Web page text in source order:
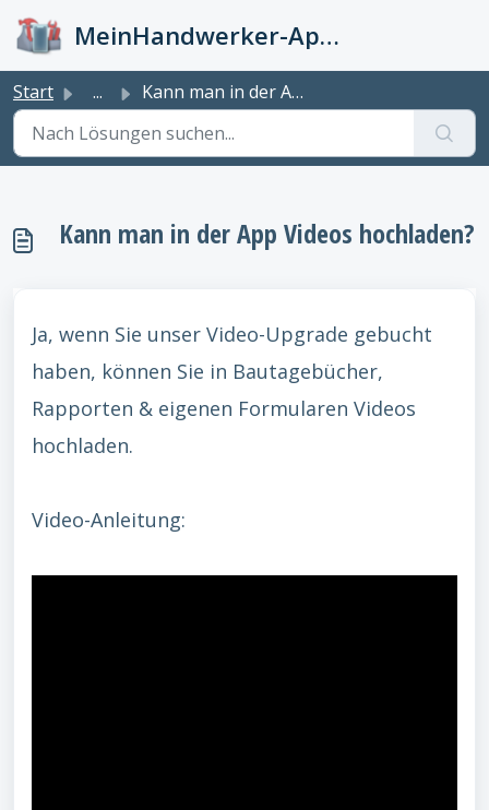
MeinHandwerker-App Info-Kiste
Start ... Kann man in der App Videos hochladen?
Kann man in der App Videos hochladen?
Ja, wenn Sie unser Video-Upgrade gebucht
haben, können Sie in Bautagebücher,
Rapporten & eigenen Formularen Videos
hochladen.
Video-Anleitung: